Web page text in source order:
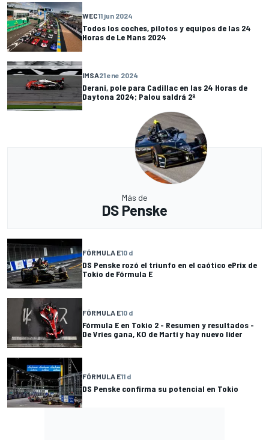
WEC11 jun 2024
Todos los coches, pilotos y equipos de las 24
Horas de Le Mans 2024
IMSA21 ene 2024
Derani, pole para Cadillac en las 24 Horas de
Daytona 2024; Palou saldrá 2º
Más de
DS Penske
FÓRMULA E10 d
DS Penske rozó el triunfo en el caótico ePrix de
Tokio de Fórmula E
FÓRMULA E10 d
Fórmula E en Tokio 2 - Resumen y resultados -
De Vries gana, KO de Martí y hay nuevo líder
FÓRMULA E11 d
DS Penske confirma su potencial en Tokio